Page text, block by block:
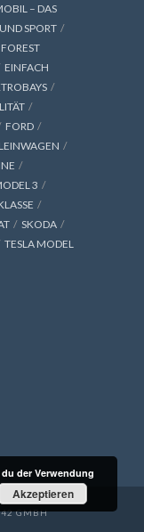
– DAS
SPORT
EINFACH
FORD
3
SKODA
TESLA MODEL
GMBH
der Verwendung
Akzeptieren